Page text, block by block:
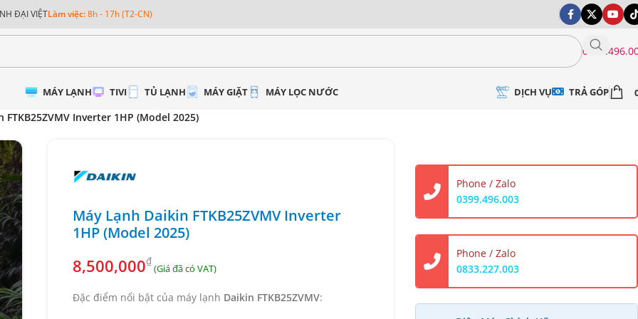
ĐẠI VIỆTLàm việc:8h - 17h (T2-CN)
MÁY LẠNH TIVI TỦ LẠNH MÁY GIẶT MÁY LỌC NƯỚC DỊCH VỤ TRẢ GÓP
FTKB25ZVMV Inverter 1HP (Model 2025)
Máy Lạnh Daikin FTKB25ZVMV Inverter
1HP (Model 2025)
8,500,000₫
Đặc điểm nổi bật của máy lạnh Daikin FTKB25ZVMV:
Phone / Zalo
0399.496.003
Phone / Zalo
0833.227.003